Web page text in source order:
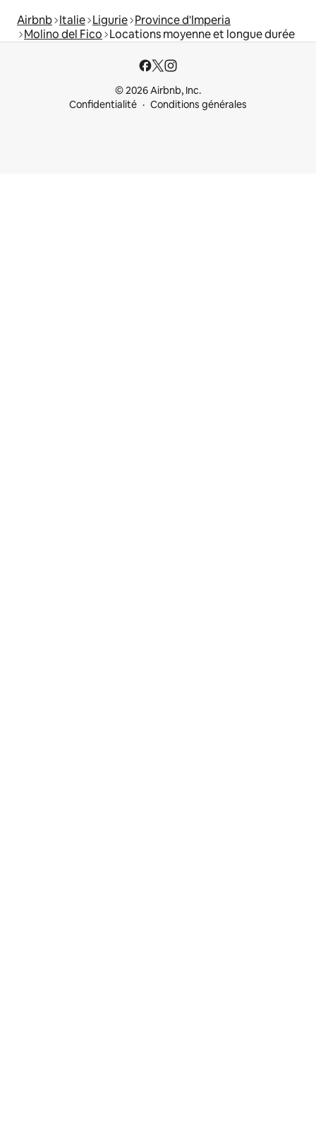
Airbnb Italie Ligurie Province d'Imperia
Molino del Fico Locations moyenne et longue durée
© 2026 Airbnb, Inc.
Confidentialité
Conditions générales